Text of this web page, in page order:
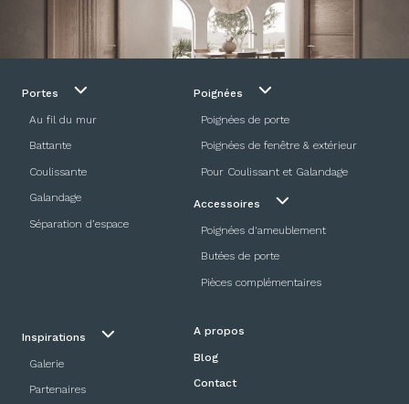
Portes
Au fil du mur
Battante
Coulissante
Galandage
Séparation d’espace
Poignées
Poignées de porte
Poignées de fenêtre & extérieur
Pour Coulissant et Galandage
Accessoires
Poignées d'ameublement
Butées de porte
Pièces complémentaires
Inspirations
Galerie
Partenaires
A propos
Blog
Contact